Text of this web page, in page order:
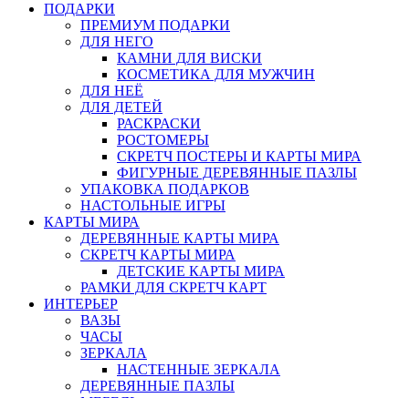
ПОДАРКИ
ПРЕМИУМ ПОДАРКИ
ДЛЯ НЕГО
КАМНИ ДЛЯ ВИСКИ
КОСМЕТИКА ДЛЯ МУЖЧИН
ДЛЯ НЕЁ
ДЛЯ ДЕТЕЙ
РАСКРАСКИ
РОСТОМЕРЫ
СКРЕТЧ ПОСТЕРЫ И КАРТЫ МИРА
ФИГУРНЫЕ ДЕРЕВЯННЫЕ ПАЗЛЫ
УПАКОВКА ПОДАРКОВ
НАСТОЛЬНЫЕ ИГРЫ
КАРТЫ МИРА
ДЕРЕВЯННЫЕ КАРТЫ МИРА
СКРЕТЧ КАРТЫ МИРА
ДЕТСКИЕ КАРТЫ МИРА
РАМКИ ДЛЯ СКРЕТЧ КАРТ
ИНТЕРЬЕР
ВАЗЫ
ЧАСЫ
ЗЕРКАЛА
НАСТЕННЫЕ ЗЕРКАЛА
ДЕРЕВЯННЫЕ ПАЗЛЫ